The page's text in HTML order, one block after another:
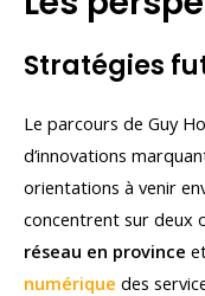
Stratégies
Le parcours de Guy
d’innovations
orientations à venir
concentrent sur deux
réseau en province
numérique des